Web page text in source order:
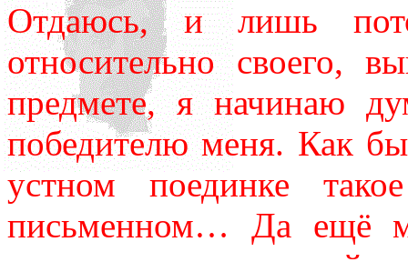
Отдаюсь, и лишь
относительно своего,
предмете, я начинаю
победителю меня. Как
устном поединке
письменном… Да ещё